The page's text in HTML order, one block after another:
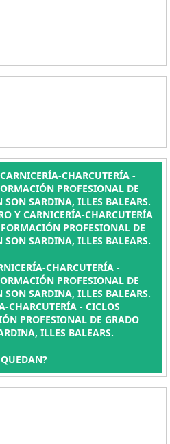
CHARCUTERÍA -
PROFESIONAL DE
SON SARDINA, ILLES BALEARS.
Y CARNICERÍA-CHARCUTERÍA
PROFESIONAL DE
SON SARDINA, ILLES BALEARS.
CHARCUTERÍA -
PROFESIONAL DE
SON SARDINA, ILLES BALEARS.
CHARCUTERÍA - CICLOS
PROFESIONAL DE GRADO
ILLES BALEARS.